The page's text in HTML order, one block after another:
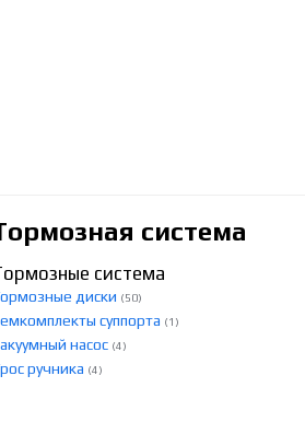
система
система
диски (50)
суппорта (1)
насос (4)
ручника (4)